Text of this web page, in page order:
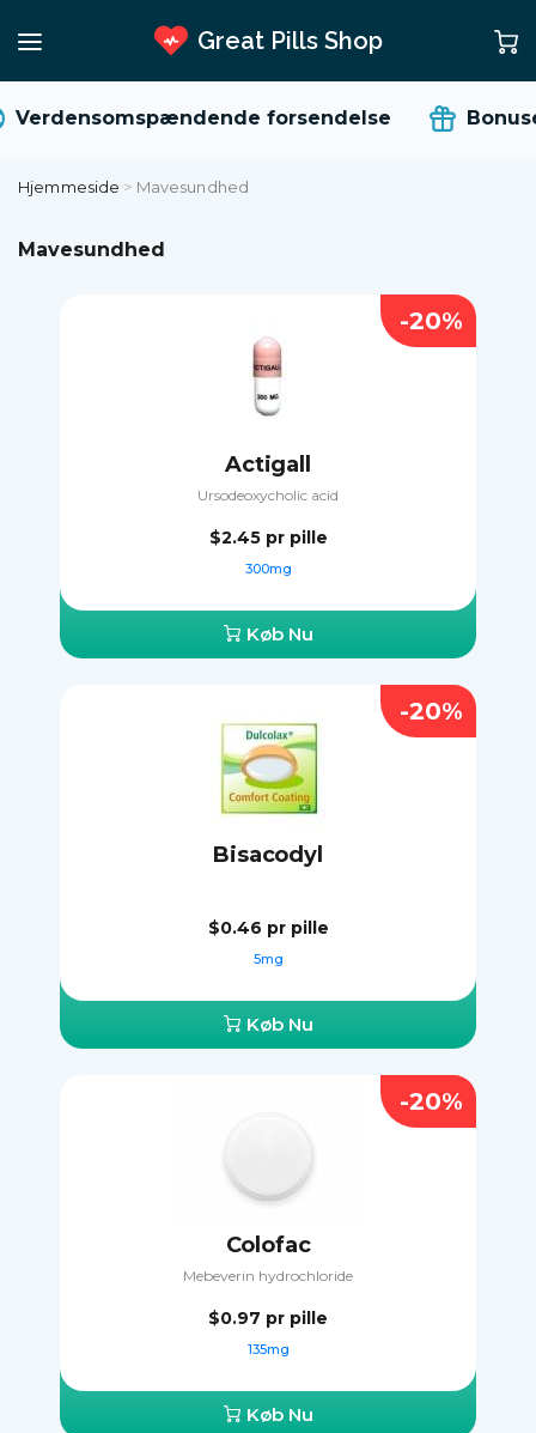
Great Pills Shop
forsendelse Bonuser
Hjemmeside > Mavesundhed
Mavesundhed
Actigall
Ursodeoxycholic acid
$2.45 pr pille
300mg
Køb Nu
-20%
Bisacodyl
$0.46 pr pille
5mg
Køb Nu
-20%
Colofac
Mebeverin hydrochloride
$0.97 pr pille
135mg
Køb Nu
-20%